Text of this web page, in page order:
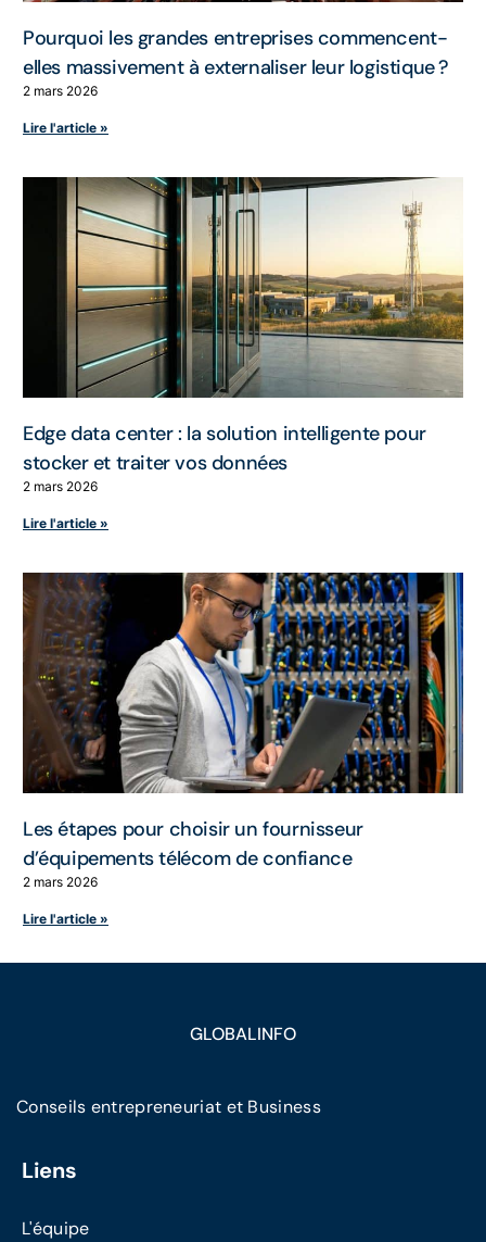
Pourquoi les grandes entreprises commencent-
elles massivement à externaliser leur logistique ?
2 mars 2026
Lire l'article »
Edge data center : la solution intelligente pour
stocker et traiter vos données
2 mars 2026
Lire l'article »
Les étapes pour choisir un fournisseur
d’équipements télécom de confiance
2 mars 2026
Lire l'article »
GLOBALINFO
Conseils entrepreneuriat et Business
Liens
L'équipe